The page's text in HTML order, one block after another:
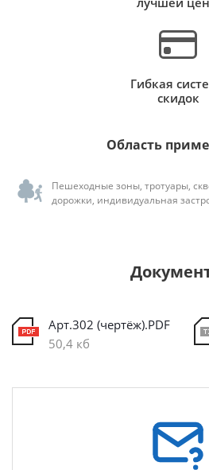
Гибкая
скидок
Область
Пешеходные зоны, тротуары,
дорожки, индивидуальная
Арт.302 (чертёж).PDF
50,4 кб